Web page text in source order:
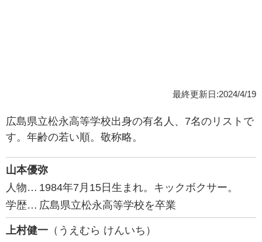
最終更新日:2024/4/19
広島県立松永高等学校出身の有名人、7名のリストで
す。年齢の若い順。敬称略。
山本優弥
人物… 1984年7月15日生まれ。キックボクサー。
学歴… 広島県立松永高等学校を卒業
上村健一 （うえむら けんいち）